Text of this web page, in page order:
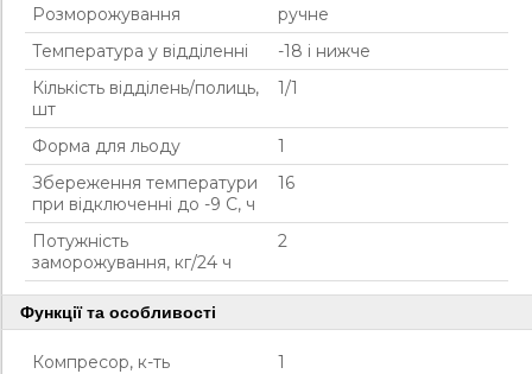
Розморожування
ручне
Температура у відділенні
-18 і нижче
Кількість відділень/полиць,
шт
1/1
Форма для льоду
1
Збереження температури
при відключенні до -9 С, ч
16
Потужність
заморожування, кг/24 ч
2
Функції та особливості
Компресор, к-ть
1